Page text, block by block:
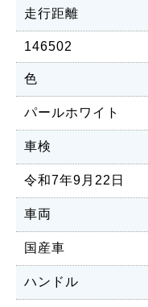
走行距離
146502
色
パールホワイト
車検
令和7年9月22日
車両
国産車
ハンドル